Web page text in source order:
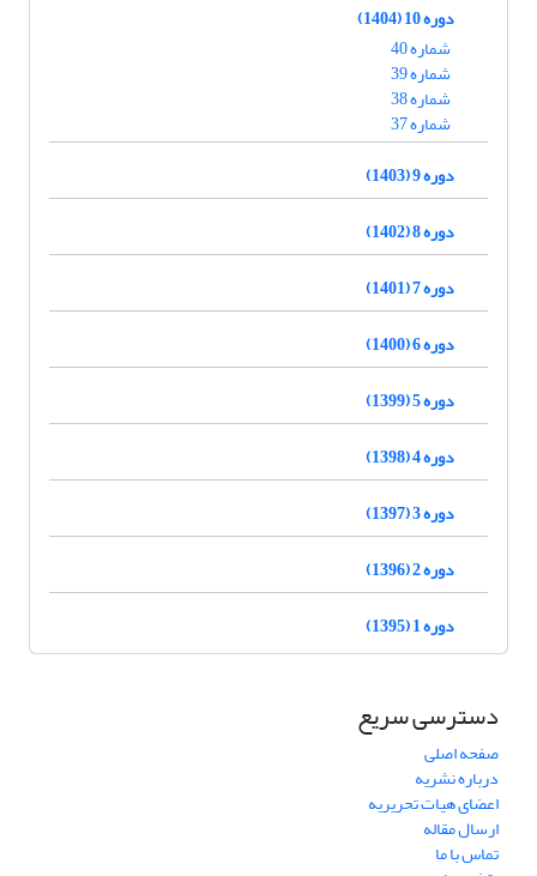
دوره 10 (1404)
شماره 40
شماره 39
شماره 38
شماره 37
دوره 9 (1403)
دوره 8 (1402)
دوره 7 (1401)
دوره 6 (1400)
دوره 5 (1399)
دوره 4 (1398)
دوره 3 (1397)
دوره 2 (1396)
دوره 1 (1395)
دسترسی سریع
صفحه اصلی
درباره نشریه
اعضای هیات تحریریه
ارسال مقاله
تماس با ما